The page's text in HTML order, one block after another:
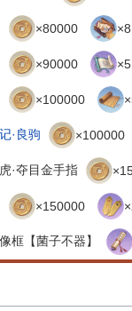
×80000 ×8
×90000 ×5
×100000
·良驹 ×100000
·夺目金手指
×150000
框【菌子不器】